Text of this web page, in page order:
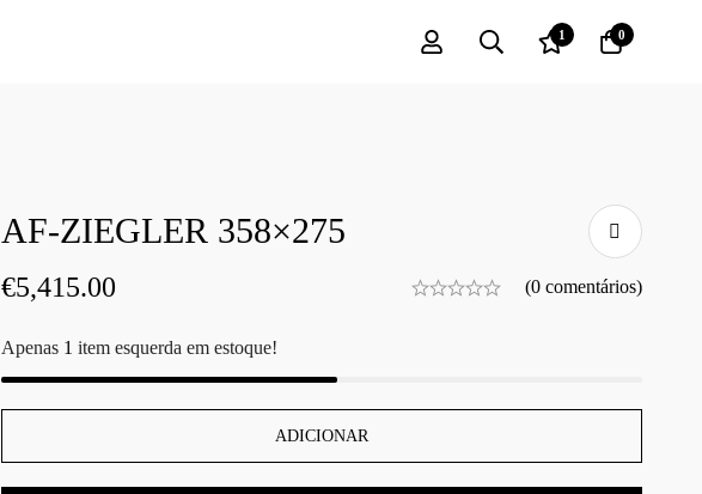
1 0
AF-ZIEGLER 358×275
€5,415.00 (0 comentários)
Apenas 1 item esquerda em estoque!
ADICIONAR